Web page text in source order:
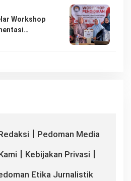
Workshop
| Pedoman Media
| Kebijakan Privasi |
Etika Jurnalistik